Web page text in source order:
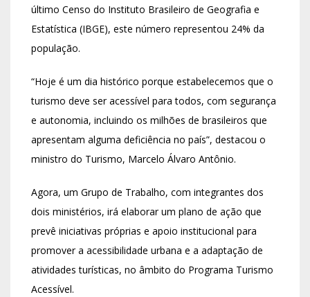
último Censo do Instituto Brasileiro de Geografia e
Estatística (IBGE), este número representou 24% da
população.
“Hoje é um dia histórico porque estabelecemos que o
turismo deve ser acessível para todos, com segurança
e autonomia, incluindo os milhões de brasileiros que
apresentam alguma deficiência no país”, destacou o
ministro do Turismo, Marcelo Álvaro Antônio.
Agora, um Grupo de Trabalho, com integrantes dos
dois ministérios, irá elaborar um plano de ação que
prevê iniciativas próprias e apoio institucional para
promover a acessibilidade urbana e a adaptação de
atividades turísticas, no âmbito do Programa Turismo
Acessível.